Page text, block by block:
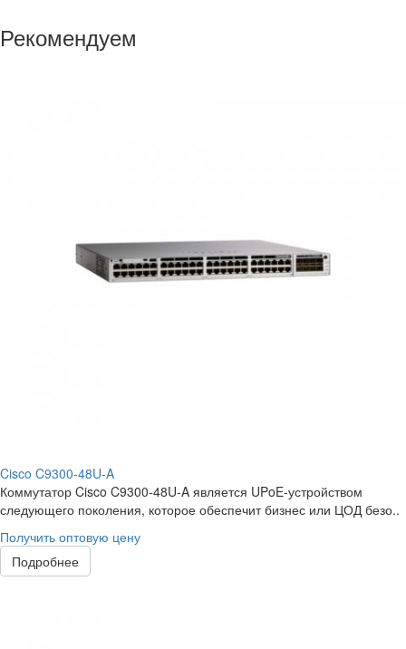
Рекомендуем
Cisco C9300-48U-A
Коммутатор Cisco C9300-48U-A является UPoE-устройством
следующего поколения, которое обеспечит бизнес или ЦОД безо..
Получить оптовую цену
Подробнее